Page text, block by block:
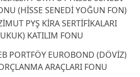
(HİSSE SENEDİ YOĞUN FON)
PYŞ KİRA SERTİFİKALARI
KATILIM FONU
PORTFÖY EUROBOND (DÖVİZ)
ARAÇLARI FONU